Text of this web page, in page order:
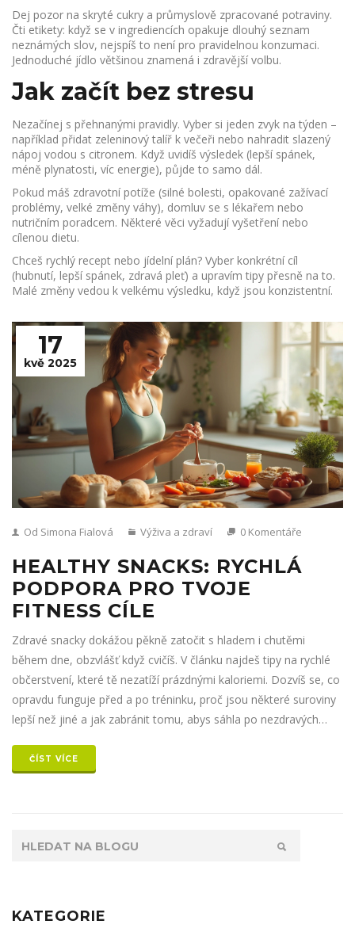
Dej pozor na skryté cukry a průmyslově zpracované potraviny.
Čti etikety: když se v ingrediencích opakuje dlouhý seznam
neznámých slov, nejspíš to není pro pravidelnou konzumaci.
Jednoduché jídlo většinou znamená i zdravější volbu.
Jak začít bez stresu
Nezačínej s přehnanými pravidly. Vyber si jeden zvyk na týden –
například přidat zeleninový talíř k večeři nebo nahradit slazený
nápoj vodou s citronem. Když uvidíš výsledek (lepší spánek,
méně plynatosti, víc energie), půjde to samo dál.
Pokud máš zdravotní potíže (silné bolesti, opakované zažívací
problémy, velké změny váhy), domluv se s lékařem nebo
nutričním poradcem. Některé věci vyžadují vyšetření nebo
cílenou dietu.
Chceš rychlý recept nebo jídelní plán? Vyber konkrétní cíl
(hubnutí, lepší spánek, zdravá pleť) a upravím tipy přesně na to.
Malé změny vedou k velkému výsledku, když jsou konzistentní.
17
kvě 2025
Od Simona Fialová Výživa a zdraví 0 Komentáře
HEALTHY SNACKS: RYCHLÁ
PODPORA PRO TVOJE
FITNESS CÍLE
Zdravé snacky dokážou pěkně zatočit s hladem i chutěmi
během dne, obzvlášť když cvičíš. V článku najdeš tipy na rychlé
občerstvení, které tě nezatíží prázdnými kaloriemi. Dozvíš se, co
opravdu funguje před a po tréninku, proč jsou některé suroviny
lepší než jiné a jak zabránit tomu, abys sáhla po nezdravých
stihneš připravit do pěti minut. Tohle je čtení přesně pro ty, co
chtějí posunout svoje výkony, ale nebaví je trávit čas v kuchyni.
ČÍST VÍCE
KATEGORIE